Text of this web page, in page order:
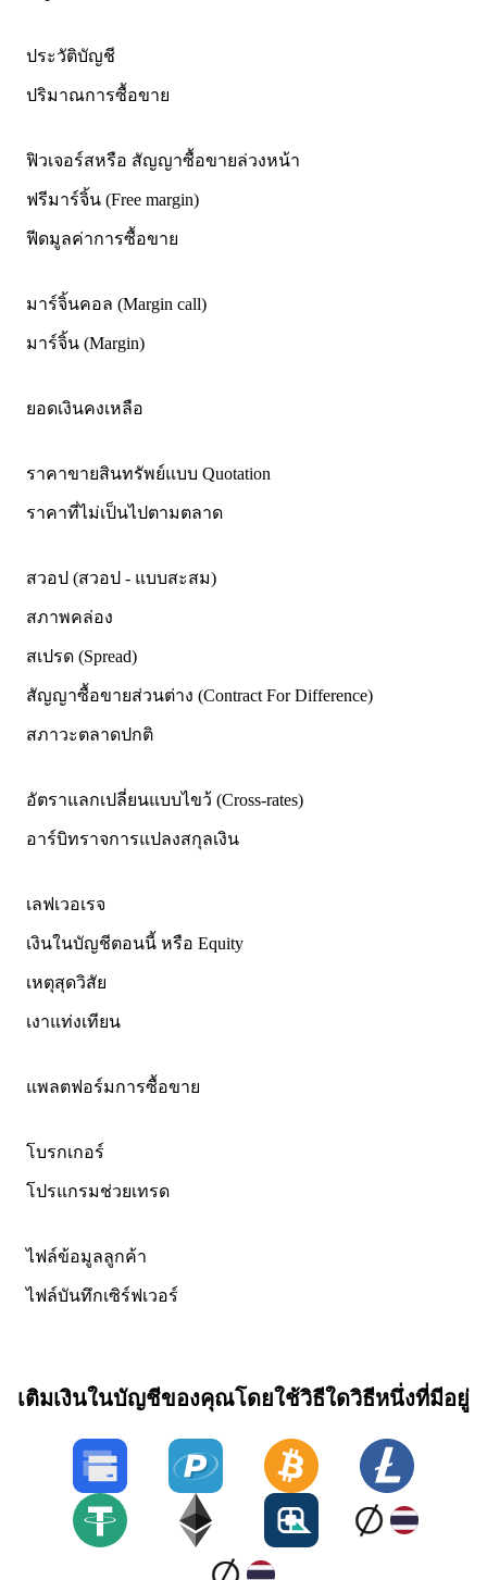
ประวัติบัญชี
ปริมาณการซื้อขาย
ฟิวเจอร์สหรือ สัญญาซื้อขายล่วงหน้า
ฟรีมาร์จิ้น (Free margin)
ฟีดมูลค่าการซื้อขาย
มาร์จิ้นคอล (Margin call)
มาร์จิ้น (Margin)
ยอดเงินคงเหลือ
ราคาขายสินทรัพย์แบบ Quotation
ราคาที่ไม่เป็นไปตามตลาด
สวอป (สวอป - แบบสะสม)
สภาพคล่อง
สเปรด (Spread)
สัญญาซื้อขายส่วนต่าง (Contract For Difference)
สภาวะตลาดปกติ
อัตราแลกเปลี่ยนแบบไขว้ (Cross-rates)
อาร์บิทราจการแปลงสกุลเงิน
เลฟเวอเรจ
เงินในบัญชีตอนนี้ หรือ Equity
เหตุสุดวิสัย
เงาแท่งเทียน
แพลตฟอร์มการซื้อขาย
โบรกเกอร์
โปรแกรมช่วยเทรด
ไฟล์ข้อมูลลูกค้า
ไฟล์บันทึกเซิร์ฟเวอร์
เติมเงินในบัญชีของคุณโดยใช้วิธีใดวิธีหนึ่งที่มีอยู่